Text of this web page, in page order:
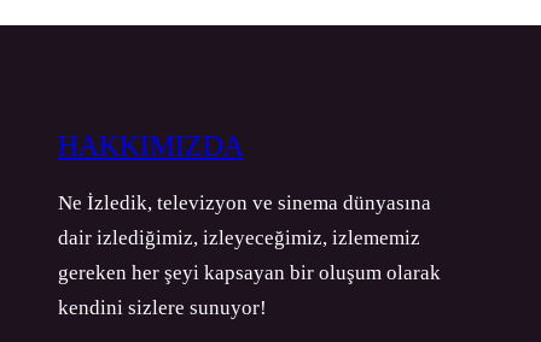
HAKKIMIZDA
Ne İzledik, televizyon ve sinema dünyasına
dair izlediğimiz, izleyeceğimiz, izlememiz
gereken her şeyi kapsayan bir oluşum olarak
kendini sizlere sunuyor!